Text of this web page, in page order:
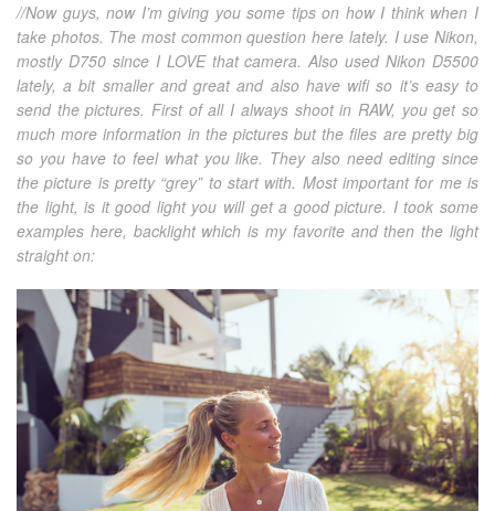
//Now guys, now I’m giving you some tips on how I think when I
take photos. The most common question here lately. I use Nikon,
mostly D750 since I LOVE that camera. Also used Nikon D5500
lately, a bit smaller and great and also have wifi so it’s easy to
send the pictures. First of all I always shoot in RAW, you get so
much more information in the pictures but the files are pretty big
so you have to feel what you like. They also need editing since
the picture is pretty “grey” to start with. Most important for me is
the light, is it good light you will get a good picture. I took some
examples here, backlight which is my favorite and then the light
straight on: